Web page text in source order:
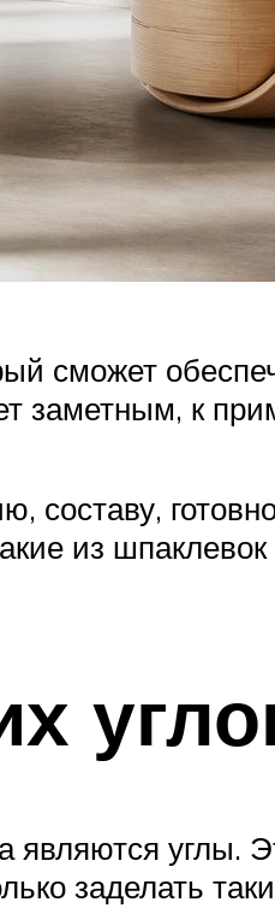
сможет
заметным, к
из
углы.
заделать